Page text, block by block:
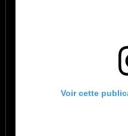
Voir cette